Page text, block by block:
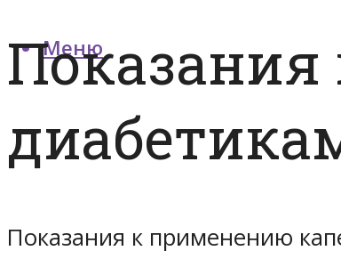
Меню
Показания к применению